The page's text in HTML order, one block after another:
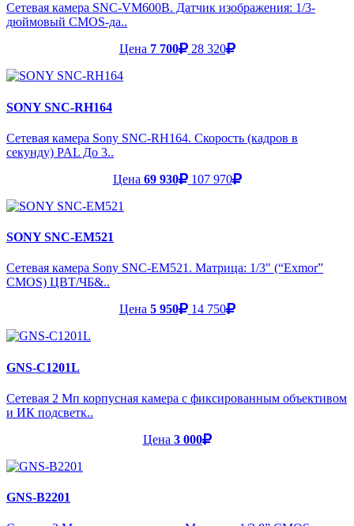
Сетевая камера SNC-VM600B. Датчик изображения: 1/3-
дюймовый CMOS-да..
Цена 7 700 28 320
SONY SNC-RH164
Сетевая камера Sony SNC-RH164. Скорость (кадров в
секунду) PAL До 3..
Цена 69 930 107 970
SONY SNC-EM521
Сетевая камера Sony SNC-EM521. Матрица: 1/3" (“Exmor”
CMOS) ЦВТ/ЧБ&..
Цена 5 950 14 750
GNS-C1201L
Сетевая 2 Мп корпусная камера с фиксированным объективом
и ИК подсветк..
Цена 3 000
GNS-B2201